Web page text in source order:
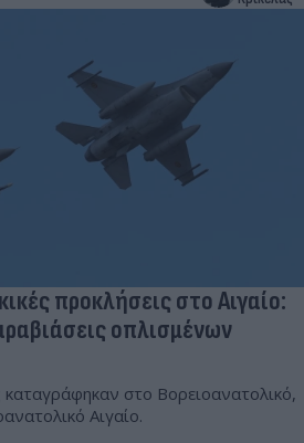
προκλήσεις στο Αιγαίο:
οπλισμένων
καταγράφηκαν στο Βορειοανατολικό,
Αιγαίο.